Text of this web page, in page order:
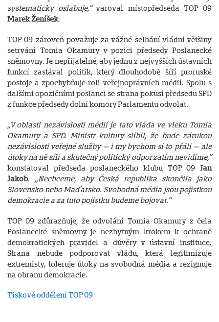
systematicky oslabuje,”varoval místopředseda TOP 09
Marek Ženíšek.
TOP 09 zároveň považuje za vážné selhání vládní většiny
setrvání Tomia Okamury v pozici předsedy Poslanecké
sněmovny. Je nepřijatelné, aby jednu z nejvyšších ústavních
funkcí zastával politik, který dlouhodobě šíří proruské
postoje a zpochybňuje roli veřejnoprávních médií. Spolu s
dalšími opozičními poslanci se strana pokusí předsedu SPD
z funkce předsedy dolní komory Parlamentu odvolat.
„V oblasti nezávislosti médií je tato vláda ve vleku Tomia
Okamury a SPD. Ministr kultury slíbil, že bude zárukou
nezávislosti veřejné služby — i my bychom si to přáli — ale
útoky na ně sílí a skutečný politický odpor zatím nevidíme,”
konstatoval předseda poslaneckého klubu TOP 09 Jan
Jakob. „Nechceme, aby Česká republika skončila jako
Slovensko nebo Maďarsko. Svobodná média jsou pojistkou
demokracie a za tuto pojistku budeme bojovat.”
TOP 09 zdůrazňuje, že odvolání Tomia Okamury z čela
Poslanecké sněmovny je nezbytným krokem k ochraně
demokratických pravidel a důvěry v ústavní instituce.
Strana nebude podporovat vládu, která legitimizuje
extremisty, toleruje útoky na svobodná média a rezignuje
na obranu demokracie.
Tiskové oddělení TOP 09